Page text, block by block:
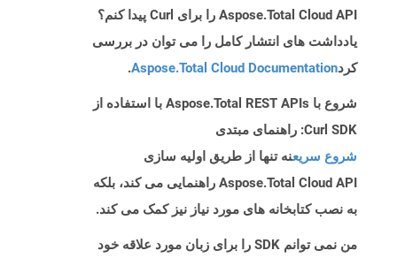
Aspose.Total Cloud API را برای Curl پیدا کنم؟
یادداشت های انتشار کامل را می توان در بررسی
کردAspose.Total Cloud Documentation
.
شروع با Aspose.Total REST APIs با استفاده از
Curl SDK: راهنمای مبتدی
شروع سریعنه تنها از طریق اولیه سازی
Aspose.Total Cloud API راهنمایی می کند، بلکه
به نصب کتابخانه های مورد نیاز نیز کمک می کند.
من نمی توانم SDK را برای زبان مورد علاقه خود